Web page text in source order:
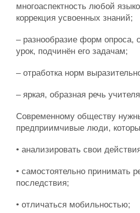
многоаспектность любой
коррекция усвоенных знаний;
– разнообразие форм опроса,
урок, подчинён его задачам;
– отработка норм
– яркая, образная речь
Современному обществу
предприимчивые люди,
• анализировать свои
• самостоятельно принимать
последствия;
• отличаться мобильностью;